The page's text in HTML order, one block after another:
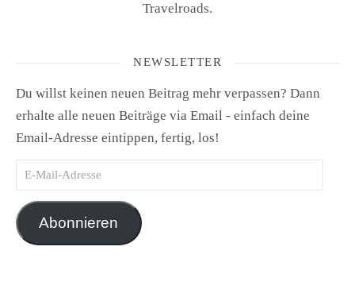
Travelroads.
NEWSLETTER
Du willst keinen neuen Beitrag mehr verpassen? Dann
erhalte alle neuen Beiträge via Email - einfach deine
Email-Adresse eintippen, fertig, los!
E-Mail-Adresse
Abonnieren